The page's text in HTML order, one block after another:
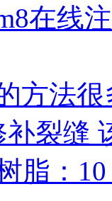
在线
方法
裂缝
脂：